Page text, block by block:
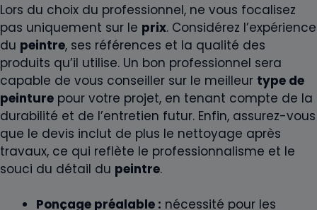
Lors du choix du professionnel, ne vous focalisez
pas uniquement sur le prix. Considérez l’expérience
du peintre, ses références et la qualité des
produits qu’il utilise. Un bon professionnel sera
capable de vous conseiller sur le meilleur type de
peinture pour votre projet, en tenant compte de la
durabilité et de l’entretien futur. Enfin, assurez-vous
que le devis inclut de plus le nettoyage après
travaux, ce qui reflète le professionnalisme et le
souci du détail du peintre.
Ponçage préalable : nécessité pour les